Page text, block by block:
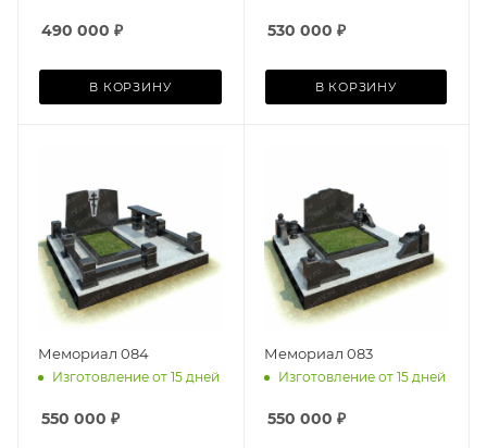
490 000 ₽
В КОРЗИНУ
530 000 ₽
В КОРЗИНУ
Мемориал 084
Изготовление от 15 дней
550 000 ₽
Мемориал 083
Изготовление от 15 дней
550 000 ₽